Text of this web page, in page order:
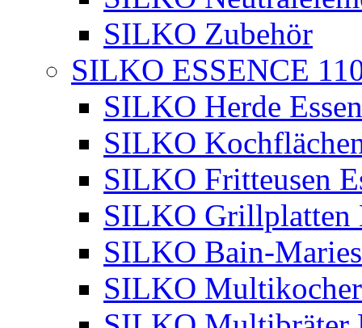
SILKO Zubehör
SILKO ESSENCE
SILKO Herde
SILKO
SILKO Fritteusen
SILKO Grillplatten
SILKO Bain-
SILKO Multikocher